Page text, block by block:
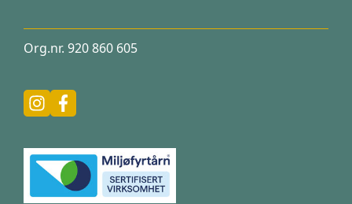
Org.nr. 920 860 605